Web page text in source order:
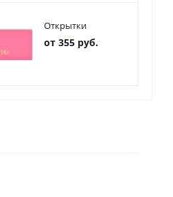
Открытки
от 355 руб.